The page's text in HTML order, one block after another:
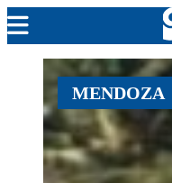
MENDOZA
CADA DÍA
ARGENTINA
NOTICIERO 9
MENDOZA